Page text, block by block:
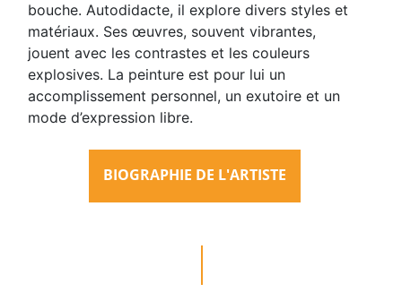
bouche. Autodidacte, il explore divers styles et
matériaux. Ses œuvres, souvent vibrantes,
jouent avec les contrastes et les couleurs
explosives. La peinture est pour lui un
accomplissement personnel, un exutoire et un
mode d’expression libre.
BIOGRAPHIE DE L'ARTISTE